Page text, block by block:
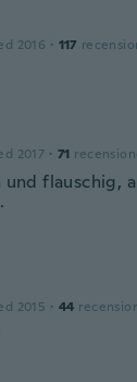
2016 · 117
2017 · 71
flauschig,
2015 · 44